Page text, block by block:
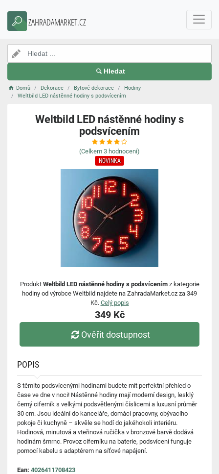
ZAHRADAMARKET.CZ
Hledat
Domů Dekorace Bytové dekorace
Hodiny
Weltbild LED nástěnné hodiny s podsvícením
Weltbild LED nástěnné hodiny s
podsvícením
(Celkem 3 hodnocení)
NOVINKA
Produkt Weltbild LED nástěnné hodiny s podsvícenímz kategorie
hodiny od výrobce Weltbild najdete na ZahradaMarket.cz za 349
Kč. Celý popis
349 Kč
Ověřit dostupnost
POPIS
S těmito podsvícenými hodinami budete mít perfektní přehled o
čase ve dne v noci! Nástěnné hodiny mají moderní design, lesklý
černý ciferník s velkými podsvětlenými číslicemi a luxusní průměr
30 cm. Jsou ideální do kanceláře, domácí pracovny, obývacího
pokoje či kuchyně – skvěle se hodí do jakéhokoli interiéru.
Hodinová, minutová a vteřinová ručička v bronzové barvě dodává
hodinám šmrnc. Provoz ciferníku na baterie, podsvícení funguje
pomocí kabelu s adaptérem na síťové napájení.
Ean: 4026411708423